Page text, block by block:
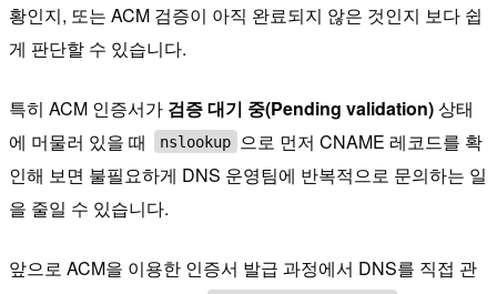
황인지, 또는 ACM 검증이 아직 완료되지 않은 것인지 보다 쉽
게 판단할 수 있습니다.
특히 ACM 인증서가 검증 대기 중(Pending validation)상태
에 머물러 있을 때
nslookup
으로 먼저 CNAME 레코드를 확
인해 보면 불필요하게 DNS 운영팀에 반복적으로 문의하는 일
을 줄일 수 있습니다.
앞으로 ACM을 이용한 인증서 발급 과정에서 DNS를 직접 관